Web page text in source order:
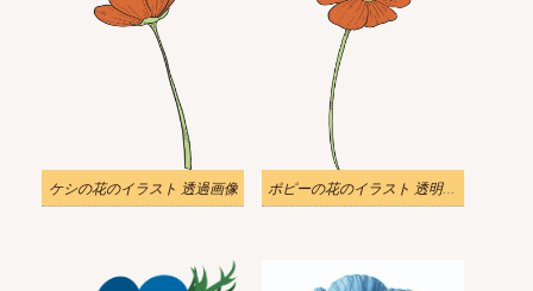
ケシの花のイラスト 透過画像 ポピーの花のイラスト 透明 ダウンロード